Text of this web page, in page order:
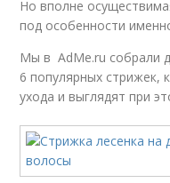
Но вполне
под особенности
Мы в AdMe.ru собрали
6 популярных стрижек,
ухода и выглядят при